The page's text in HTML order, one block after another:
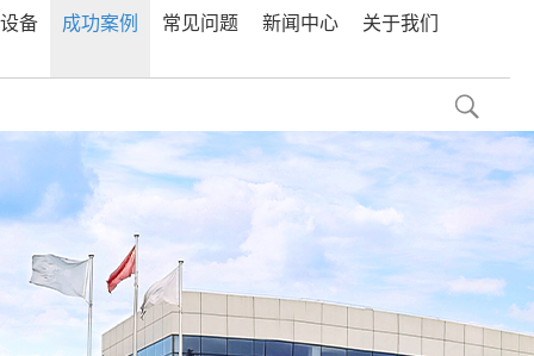
备 成功案例 常见问题 新闻中心 关于我们